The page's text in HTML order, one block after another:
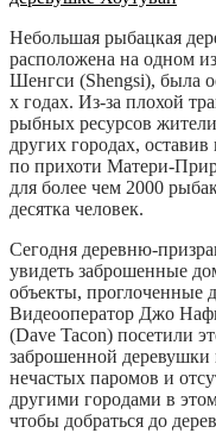
Небольшая рыбацкая
расположена на одном
Шенгси (Shengsi), была
х годах. Из-за плохой
рыбных ресурсов
других городах,
по прихоти Матери-
для более чем 2000
десятка человек.
Сегодня деревню-
увидеть заброшенные
объекты, проглоченные
Видеооператор Джо
(Dave Tacon) посетили
заброшенной деревушки
нечастых паромов и
другими городами в
чтобы добраться до